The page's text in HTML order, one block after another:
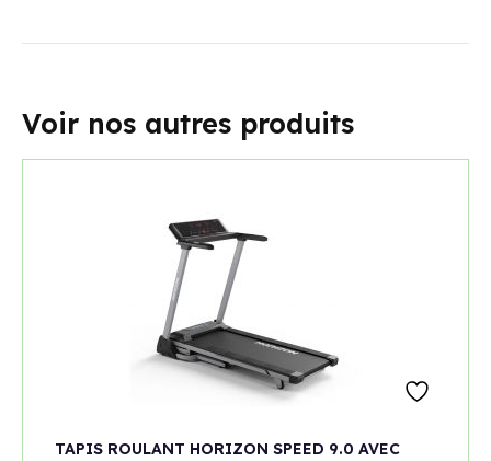
Voir nos autres produits
TAPIS ROULANT HORIZON SPEED 9.0 AVEC